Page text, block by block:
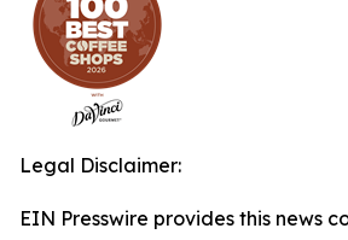
Legal Disclaimer:
EIN Presswire provides this news